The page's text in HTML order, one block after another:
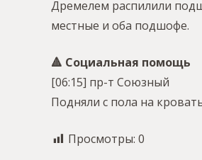
Дремелем распилили
местные и оба подшофе.
🔺 Социальная помощь
[06:15] пр-т Союзный
Подняли с пола на
Просмотры: 0